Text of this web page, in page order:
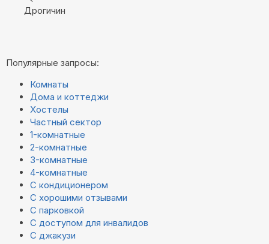
Дрогичин
Популярные запросы:
Комнаты
Дома и коттеджи
Хостелы
Частный сектор
1-комнатные
2-комнатные
3-комнатные
4-комнатные
С кондиционером
С хорошими отзывами
С парковкой
С доступом для инвалидов
С джакузи